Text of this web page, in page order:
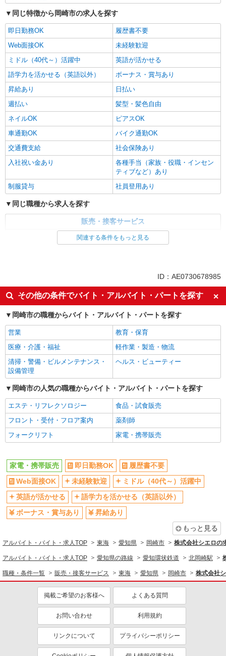
同じ特徴から岡崎市の求人を探す
即日勤務OK
履歴書不要
Web面接OK
未経験歓迎
ミドル（40代～）活躍中
英語が活かせる
語学力を活かせる（英語以外）
ボーナス・賞与あり
昇給あり
日払い
週払い
髪型・髪色自由
ネイルOK
ピアスOK
車通勤OK
バイク通勤OK
交通費支給
社会保険あり
入社祝い金あり
各種手当（家族・役職・インセン
ティブなど）あり
制服貸与
社員登用あり
同じ職種から求人を探す
販売・接客サービス
英語が活かせる
ボーナス・賞与あり
日払い
車通勤OK
交通費支給
社会保険あり
社員登用あり
関連する条件をもっと見る
ID：AE0730678985
その他の条件でバイト・アルバイト・パートを探す
岡崎市の職種からバイト・アルバイト・パートを探す
営業
教育・保育
医療・介護・福祉
軽作業・製造・物流
清掃・警備・ビルメンテナンス・
設備管理
ヘルス・ビューティー
岡崎市の人気の職種からバイト・アルバイト・パートを探す
エステ・リフレクソロジー
食品・試食販売
フロント・受付・フロア案内
薬剤師
フォークリフト
家電・携帯販売
家電・携帯販売 即日勤務OK
履歴書不要
Web面接OK
未経験歓迎
ミドル（40代～）活躍中
英語が活かせる
語学力を活かせる（英語以外）
ボーナス・賞与あり
昇給あり
もっと見る
アルバイト・バイト・求人TOP 東海 愛知県 岡崎市 株式会社シエロの
アルバイト・バイト・求人TOP 愛知県の路線 愛知環状鉄道 北岡崎駅
職種・条件一覧 販売・接客サービス 東海 愛知県 岡崎市 株式会社
掲載ご希望のお客様へ よくある質問
お問い合わせ 利用規約
リンクについて プライバシーポリシー